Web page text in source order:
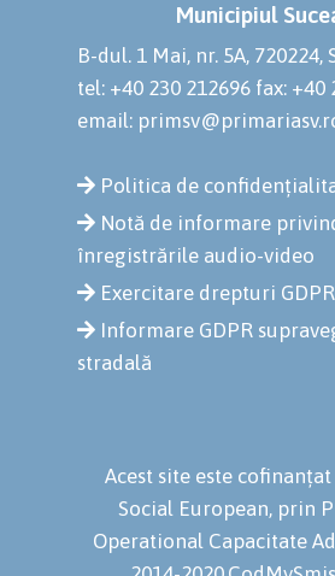
Municipiul
B-dul. 1 Mai, nr. 5A, 720224,
tel: +40 230 212696 fax: +40
email:
Politica de
Notă de informare
înregistrările audio-video
Exercitare drepturi GDPR
Informare GDPR
stradală
Acest site este
Social European, prin
Operational Capacitate